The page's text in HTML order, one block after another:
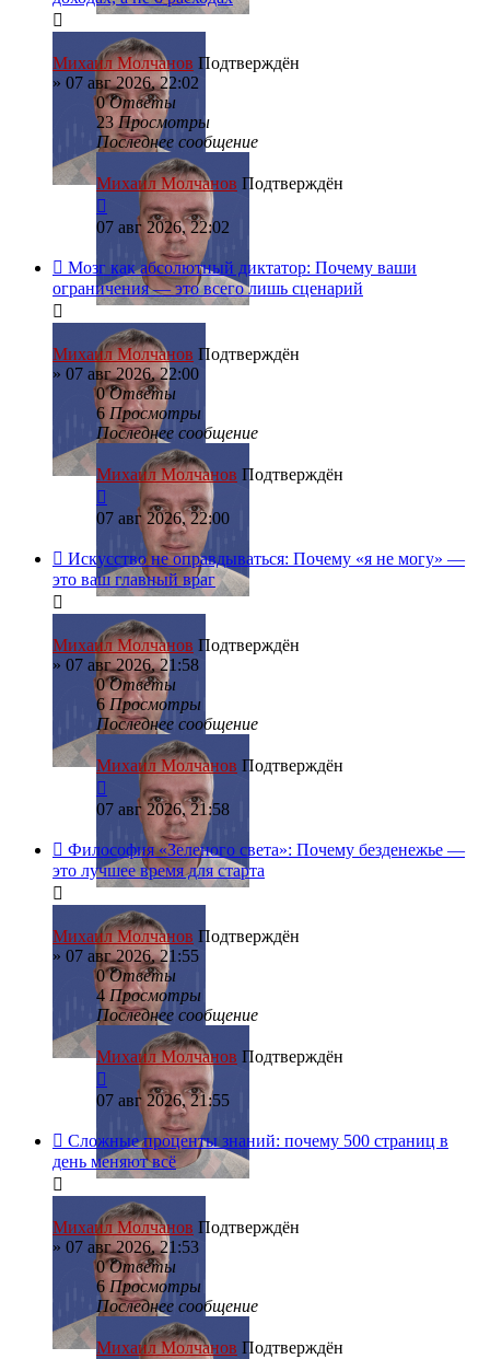
Михаил Молчанов Подтверждён
» 07 авг 2026, 22:02
0Ответы
23Просмотры
Последнее сообщение
Михаил Молчанов Подтверждён
07 авг 2026, 22:02
Мозг как абсолютный диктатор: Почему ваши
ограничения — это всего лишь сценарий
Михаил Молчанов Подтверждён
» 07 авг 2026, 22:00
0Ответы
6 Просмотры
Последнее сообщение
Михаил Молчанов Подтверждён
07 авг 2026, 22:00
Искусство не оправдываться: Почему «я не могу» —
это ваш главный враг
Михаил Молчанов Подтверждён
» 07 авг 2026, 21:58
0Ответы
6 Просмотры
Последнее сообщение
Михаил Молчанов Подтверждён
07 авг 2026, 21:58
Философия «Зеленого света»: Почему безденежье —
это лучшее время для старта
Михаил Молчанов Подтверждён
» 07 авг 2026, 21:55
0Ответы
4 Просмотры
Последнее сообщение
Михаил Молчанов Подтверждён
07 авг 2026, 21:55
Сложные проценты знаний: почему 500 страниц в
день меняют всё
Михаил Молчанов Подтверждён
» 07 авг 2026, 21:53
0Ответы
6 Просмотры
Последнее сообщение
Михаил Молчанов Подтверждён